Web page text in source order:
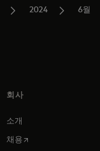
2024 6월
회사
소개
채용새 탭에서 열림